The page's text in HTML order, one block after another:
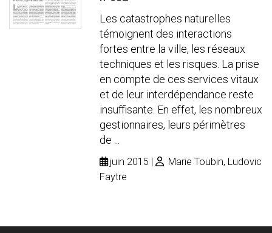
Les catastrophes naturelles
témoignent des interactions
fortes entre la ville, les réseaux
techniques et les risques. La prise
en compte de ces services vitaux
et de leur interdépendance reste
insuffisante. En effet, les nombreux
gestionnaires, leurs périmètres
de ...
juin 2015
Marie Toubin, Ludovic
Faytre